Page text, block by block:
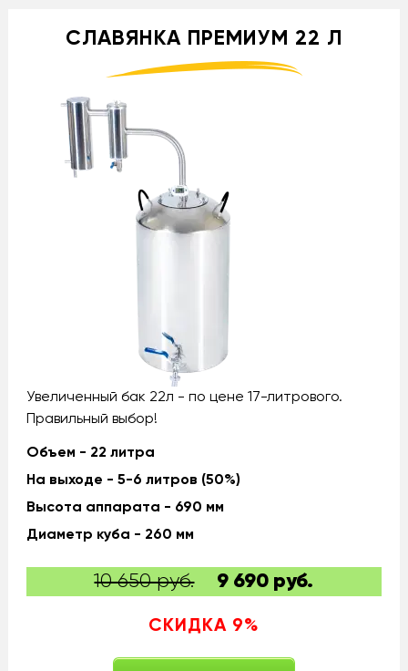
СЛАВЯНКА ПРЕМИУМ 22 Л
Увеличенный бак 22л - по цене 17-литрового.
Правильный выбор!
Объем - 22 литра
На выходе - 5-6 литров (50%)
Высота аппарата - 690 мм
Диаметр куба - 260 мм
10 650 руб. 9 690 руб.
СКИДКА 9%